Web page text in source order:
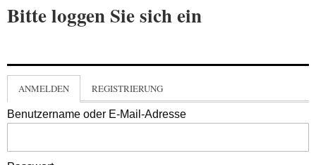
Bitte loggen Sie sich ein
ANMELDEN REGISTRIERUNG
Benutzername oder E-Mail-Adresse